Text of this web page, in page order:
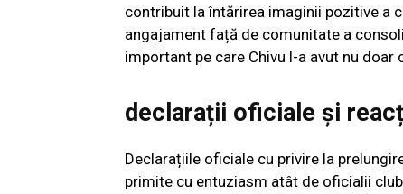
contribuit la întărirea imaginii pozitive a
angajament față de comunitate a
important pe care Chivu l-a avut nu
declarații oficiale și
Declarațiile oficiale cu privire la
primite cu entuziasm atât de oficialii